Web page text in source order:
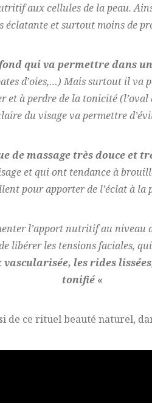
aux cellules de la peau.
et surtout moins de
qui va permettre dans
d’oies,…) Mais surtout il va
à perdre de la tonicité
du visage va permettre
de massage très douce
et qui ont tendance à
pour apporter de l’éclat à la
l’apport nutritif au
les tensions faciales,
les rides
tonifié «
de ce rituel beauté naturel,